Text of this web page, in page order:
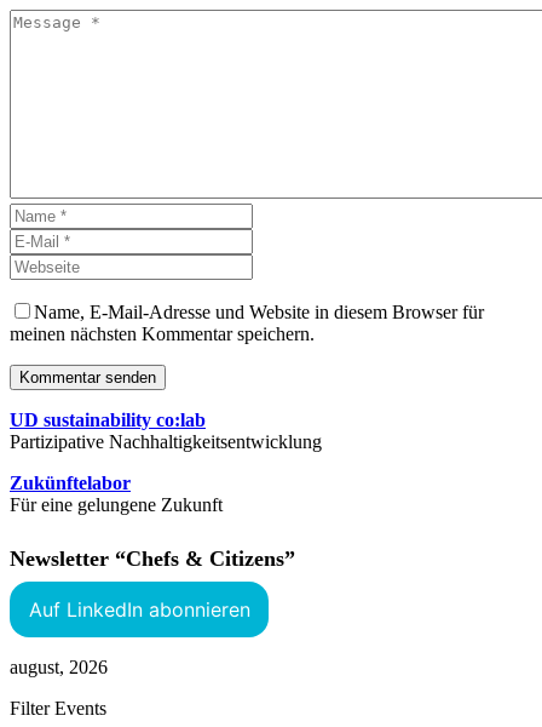
Name, E-Mail-Adresse und Website in diesem Browser für
meinen nächsten Kommentar speichern.
Kommentar senden
UD sustainability co:lab
Partizipative Nachhaltigkeitsentwicklung
Zukünftelabor
Für eine gelungene Zukunft
Newsletter “Chefs & Citizens”
Auf LinkedIn abonnieren
august, 2026
Filter Events